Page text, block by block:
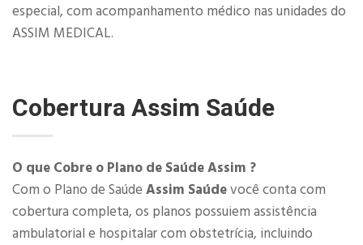
especial, com acompanhamento médico nas unidades do
ASSIM MEDICAL.
CoberturaAssim Saúde
O que Cobre o Plano de Saúde Assim ?
Com o Plano de Saúde Assim Saúdevocê conta com
cobertura completa, os planos possuiem assistência
ambulatorial e hospitalar com obstetrícia, incluindo